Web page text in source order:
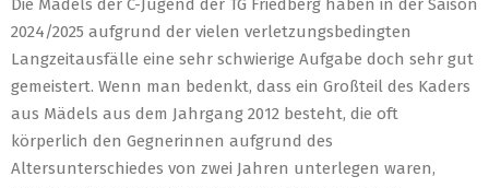
Die Mädels der C-Jugend der TG Friedberg haben in der Saison
2024/2025 aufgrund der vielen verletzungsbedingten
Langzeitausfälle eine sehr schwierige Aufgabe doch sehr gut
gemeistert. Wenn man bedenkt, dass ein Großteil des Kaders
aus Mädels aus dem Jahrgang 2012 besteht, die oft
körperlich den Gegnerinnen aufgrund des
Altersunterschiedes von zwei Jahren unterlegen waren,